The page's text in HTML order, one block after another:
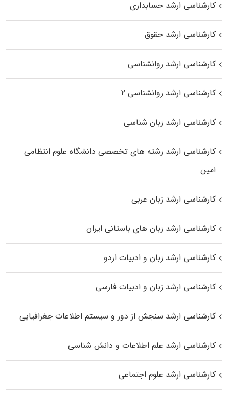
کارشناسی ارشد حسابداری
کارشناسی ارشد حقوق
کارشناسی ارشد روانشناسی
کارشناسی ارشد روانشناسی ۲
کارشناسی ارشد زبان شناسی
کارشناسی ارشد رﺷﺘﻪ ﻫﺎی تخصصی داﻧﺸﮕﺎه ﻋﻠﻮم انتظامی
اﻣﻴﻦ
کارشناسی ارشد زبان عربی
کارشناسی ارشد زبان‌ های باستانی ایران
کارشناسی ارشد زبان و ادبیات اردو
کارشناسی ارشد زبان و ادبیات فارسی
کارشناسی ارشد سنجش از دور و سیستم اطلاعات جغرافیایی
کارشناسی ارشد علم اطلاعات و دانش شناسی
کارشناسی ارشد علوم اجتماعی